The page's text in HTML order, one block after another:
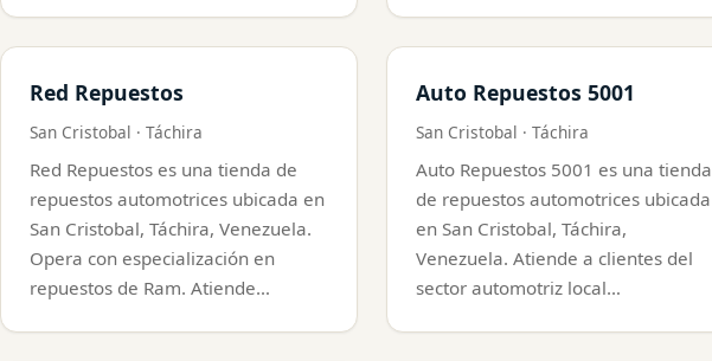
Red Repuestos
San Cristobal · Táchira
Red Repuestos es una tienda de
repuestos automotrices ubicada en
San Cristobal, Táchira, Venezuela.
Opera con especialización en
repuestos de Ram. Atiende…
Auto Repuestos 5001
San Cristobal · Táchira
Auto Repuestos 5001 es una tienda
de repuestos automotrices ubicada
en San Cristobal, Táchira,
Venezuela. Atiende a clientes del
sector automotriz local…